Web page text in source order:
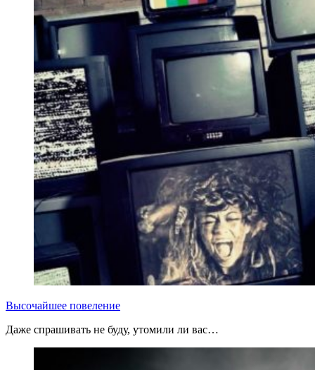
Высочайшее повеление
Даже спрашивать не буду, утомили ли вас…